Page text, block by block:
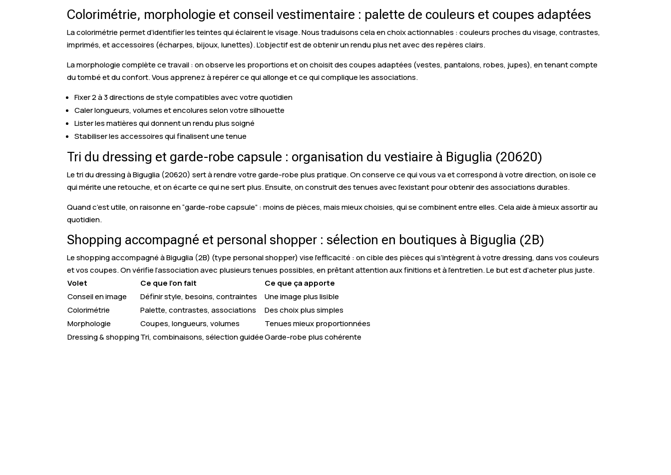
Colorimétrie, morphologie et conseil vestimentaire : palette de couleurs et coupes adaptées
La colorimétrie permet d’identifier les teintes qui éclairent le visage. Nous traduisons cela en choix actionnables : couleurs proches du visage, contrastes,
imprimés, et accessoires (écharpes, bijoux, lunettes). L’objectif est de obtenir un rendu plus net avec des repères clairs.
La morphologie complète ce travail : on observe les proportions et on choisit des coupes adaptées (vestes, pantalons, robes, jupes), en tenant compte
du tombé et du confort. Vous apprenez à repérer ce qui allonge et ce qui complique les associations.
Fixer 2 à 3 directions de style compatibles avec votre quotidien
Caler longueurs, volumes et encolures selon votre silhouette
Lister les matières qui donnent un rendu plus soigné
Stabiliser les accessoires qui finalisent une tenue
Tri du dressing et garde-robe capsule : organisation du vestiaire à Biguglia (20620)
Le tri du dressing à Biguglia (20620) sert à rendre votre garde-robe plus pratique. On conserve ce qui vous va et correspond à votre direction, on isole ce
qui mérite une retouche, et on écarte ce qui ne sert plus. Ensuite, on construit des tenues avec l’existant pour obtenir des associations durables.
Quand c’est utile, on raisonne en “garde-robe capsule” : moins de pièces, mais mieux choisies, qui se combinent entre elles. Cela aide à mieux assortir au
quotidien.
Shopping accompagné et personal shopper : sélection en boutiques à Biguglia (2B)
Le shopping accompagné à Biguglia (2B) (type personal shopper) vise l’efficacité : on cible des pièces qui s’intègrent à votre dressing, dans vos couleurs
et vos coupes. On vérifie l’association avec plusieurs tenues possibles, en prêtant attention aux finitions et à l’entretien. Le but est d’acheter plus juste.
Volet
Ce que l’on fait
Ce que ça apporte
Conseil en image
Définir style, besoins, contraintes
Une image plus lisible
Colorimétrie
Palette, contrastes, associations
Des choix plus simples
Morphologie
Coupes, longueurs, volumes
Tenues mieux proportionnées
Dressing & shoppingTri, combinaisons, sélection guidéeGarde-robe plus cohérente